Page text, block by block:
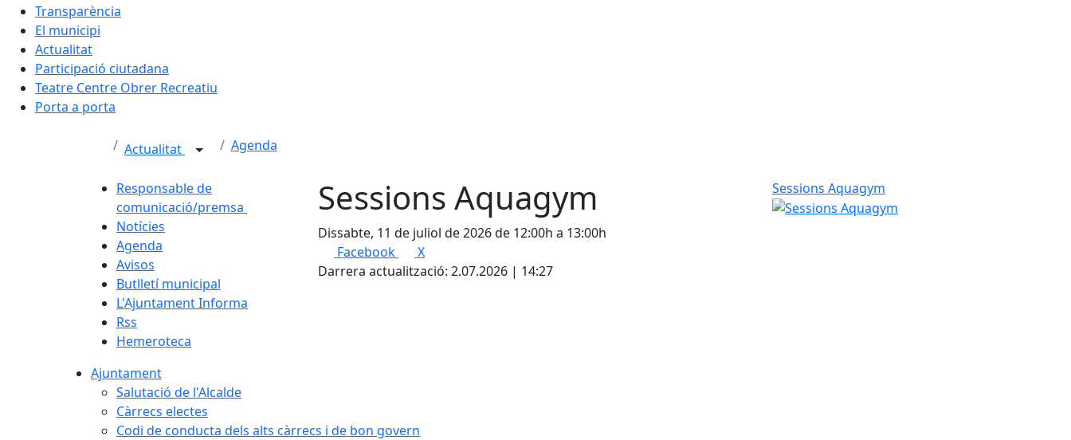
Transparència
El municipi
Actualitat
Participació ciutadana
Teatre Centre Obrer Recreatiu
Porta a porta
Actualitat Agenda
Responsable de
comunicació/premsa
Notícies
Agenda
Avisos
Butlletí municipal
L'Ajuntament Informa
Rss
Hemeroteca
Sessions Aquagym
Dissabte, 11 de juliol de 2026 de 12:00h a 13:00h
Facebook
X
Darrera actualització: 2.07.2026 | 14:27
Sessions Aquagym
Ajuntament
Salutació de l'Alcalde
Càrrecs electes
Codi de conducta dels alts càrrecs i de bon govern